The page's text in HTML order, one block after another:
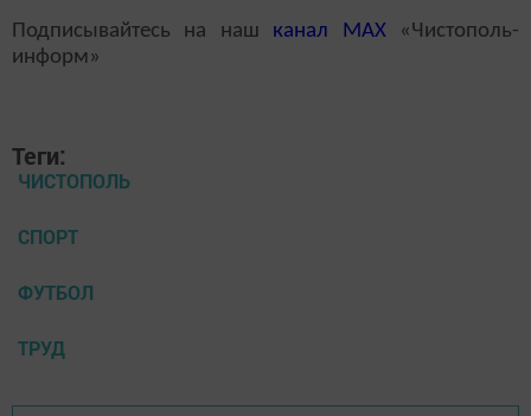
Подписывайтесь на наш канал MAX«Чистополь-
информ»
Теги:
ЧИСТОПОЛЬ
СПОРТ
ФУТБОЛ
ТРУД